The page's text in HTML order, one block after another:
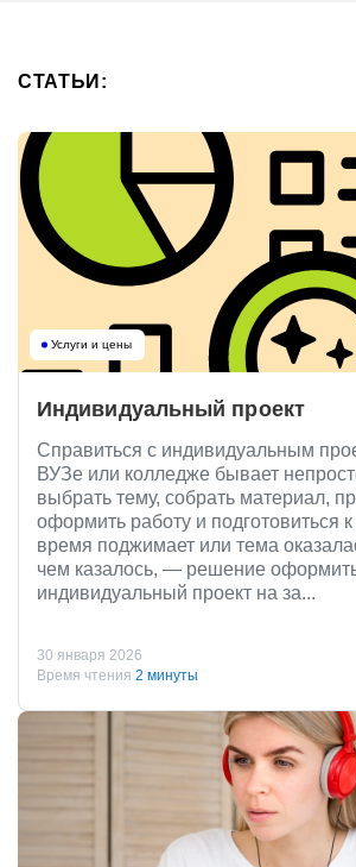
СТАТЬИ:
Услуги и цены
Индивидуальный проект
Справиться с индивидуальным
ВУЗе или колледже бывает
выбрать тему, собрать материал,
оформить работу и подготовиться
время поджимает или тема
чем казалось, — решение
индивидуальный проект на за...
30 января 2026
Время чтения 2 минуты